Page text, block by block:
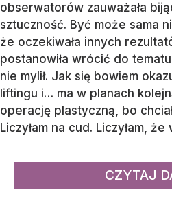
obserwatorów zauważała
sztuczność. Być może sama
że oczekiwała innych
postanowiła wrócić do
nie mylił. Jak się bowiem
liftingu i… ma w planach
operację plastyczną, bo
Liczyłam na cud. Liczyłam, że
CZYTAJ